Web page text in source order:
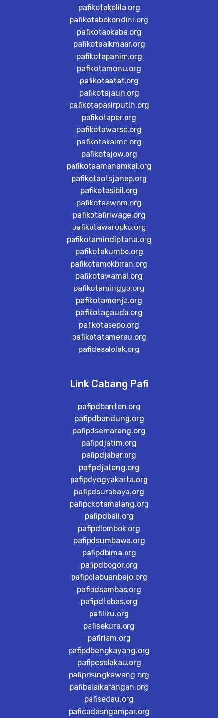
pafikotakelila.org
pafikotabokondini.org
pafikotaokaba.org
pafikotaalkmaar.org
pafikotapanim.org
pafikotamonu.org
pafikotaatat.org
pafikotajaun.org
pafikotapasirputih.org
pafikotaper.org
pafikotawarse.org
pafikotakaimo.org
pafikotajow.org
pafikotaamanamkai.org
pafikotaotsjanep.org
pafikotasibil.org
pafikotaawom.org
pafikotafiriwage.org
pafikotawaropko.org
pafikotamindiptana.org
pafikotakumbe.org
pafikotamokbiran.org
pafikotawamal.org
pafikotaminggo.org
pafikotamenja.org
pafikotagauda.org
pafikotasepo.org
pafikotatamerau.org
pafidesalolak.org
Link Cabang Pafi
pafipdbanten.org
pafipdbandung.org
pafipdsemarang.org
pafipdjatim.org
pafipdjabar.org
pafipdjateng.org
pafipdyogyakarta.org
pafipdsurabaya.org
pafipckotamalang.org
pafipdbali.org
pafipdlombok.org
pafipdsumbawa.org
pafipdbima.org
pafipdbogor.org
pafipclabuanbajo.org
pafipdsambas.org
pafipdtebas.org
pafiliku.org
pafisekura.org
pafiriam.org
pafipdbengkayang.org
pafipcselakau.org
pafipdsingkawang.org
pafibalaikarangan.org
pafisedau.org
paficadasngampar.org